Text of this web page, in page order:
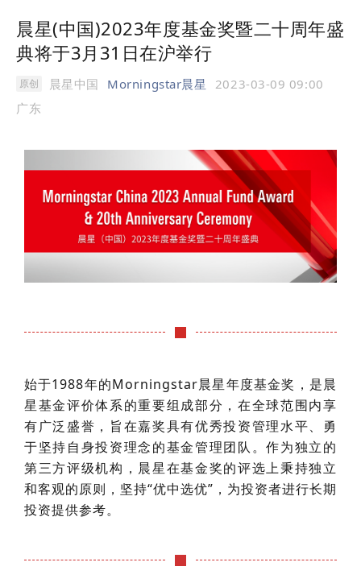
晨星(中国)2023年度基金奖暨二十周年盛
典将于3月31日在沪举行
原创 晨星中国 Morningstar晨星
2023-03-09 09:00
广东
始于1988年的Morningstar晨星年度基金奖，是晨
星基金评价体系的重要组成部分，在全球范围内享
有广泛盛誉，旨在嘉奖具有优秀投资管理水平、勇
于坚持自身投资理念的基金管理团队。作为独立的
第三方评级机构，晨星在基金奖的评选上秉持独立
和客观的原则，坚持“优中选优”，为投资者进行长期
投资提供参考。